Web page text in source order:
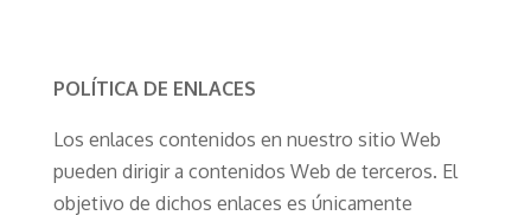
POLÍTICA DE ENLACES
Los enlaces contenidos en nuestro sitio Web
pueden dirigir a contenidos Web de terceros. El
objetivo de dichos enlaces es únicamente